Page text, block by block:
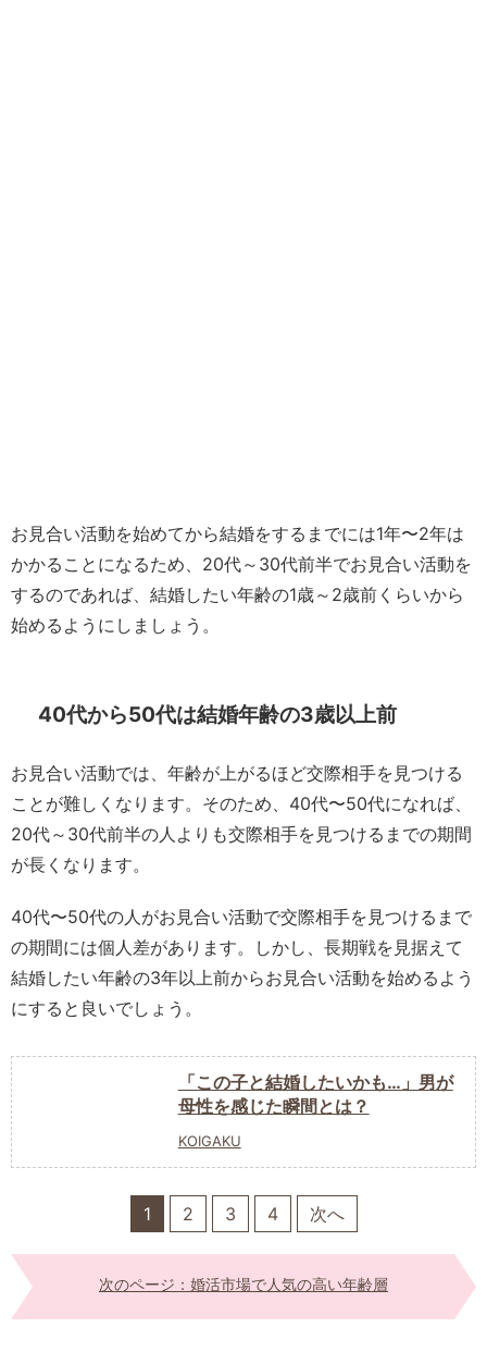
お見合い活動を始めてから結婚をするまでには1年〜2年は
かかることになるため、20代～30代前半でお見合い活動を
するのであれば、結婚したい年齢の1歳～2歳前くらいから
始めるようにしましょう。
40代から50代は結婚年齢の3歳以上前
お見合い活動では、年齢が上がるほど交際相手を見つける
ことが難しくなります。そのため、40代〜50代になれば、
20代～30代前半の人よりも交際相手を見つけるまでの期間
が長くなります。
40代〜50代の人がお見合い活動で交際相手を見つけるまで
の期間には個人差があります。しかし、長期戦を見据えて
結婚したい年齢の3年以上前からお見合い活動を始めるよう
にすると良いでしょう。
「この子と結婚したいかも…」男が
母性を感じた瞬間とは？
KOIGAKU
1 2 3 4 次へ
次のページ：婚活市場で人気の高い年齢層